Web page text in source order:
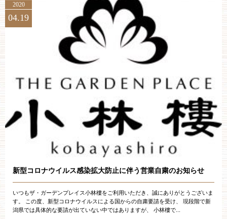
2020
04.19
新型コロナウイルス感染拡大防止に伴う営業自粛のお知らせ
いつもザ・ガーデンプレイス小林樓をご利用いただき、誠にありがとうございま
す。 この度、新型コロナウイルスによる国からの自粛要請を受け、 現段階で新
潟県では具体的な要請が出ていない中ではありますが、 小林樓で...